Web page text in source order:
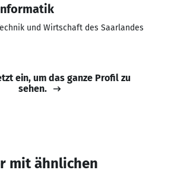
und Wirtschaft des Saarlandes
ein, um das ganze Profil zu
sehen.
mit ähnlichen